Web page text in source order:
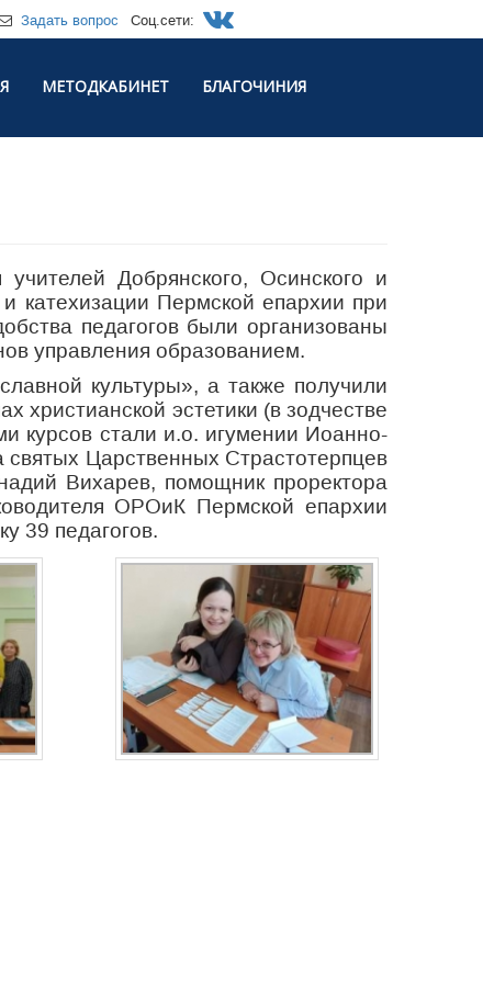
Задать вопрос Соц.сети:
МЕТОДКАБИНЕТ БЛАГОЧИНИЯ
Добрянского, Осинского и
катехизации Пермской епархии при
педагогов были организованы
управления образованием.
культуры», а также получили
христианской эстетики (в зодчестве
курсов стали и.о. игумении Иоанно-
святых Царственных Страстотерпцев
Вихарев, помощник проректора
ОРОиК Пермской епархии
39 педагогов.